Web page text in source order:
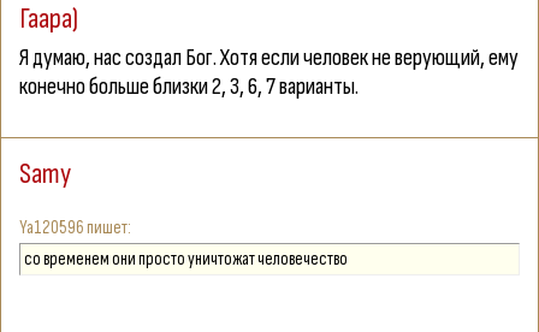
Гаара)
Я думаю, нас создал Бог. Хотя если человек не верующий, ему
конечно больше близки 2, 3, 6, 7 варианты.
Samy
Ya120596
со временем они просто уничтожат человечество